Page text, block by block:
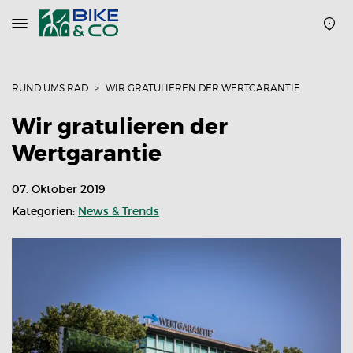
Navigation
öffnen
RUND UMS RAD WIR GRATULIEREN DER WERTGARANTIE
Wir gratulieren der
Wertgarantie
07. Oktober 2019
Kategorien: News & Trends